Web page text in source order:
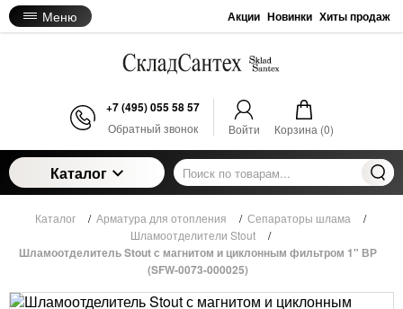
Меню Акции Новинки Хиты продаж
+7 (495) 055 58 57
Обратный звонок Войти Корзина (0)
Каталог
Каталог / Арматура для отопления / Сепараторы шлама
/
Шламоотделители Stout
/
Шламоотделитель Stout с магнитом и циклонным фильтром 1" ВР
(SFW-0073-000025)